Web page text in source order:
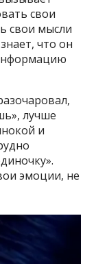
свои
свои мысли
что он
лучше
и
эмоции, не